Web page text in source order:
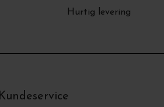
Hurtig levering
Kundeservice